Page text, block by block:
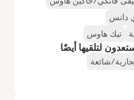
دانس
تيك هاوس
لتلقيها أيضًا
شائعة